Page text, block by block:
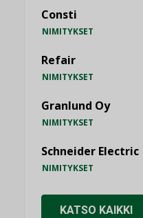
Consti
NIMITYKSET
Refair
NIMITYKSET
Granlund Oy
NIMITYKSET
Schneider Electric
NIMITYKSET
KATSO KAIKKI